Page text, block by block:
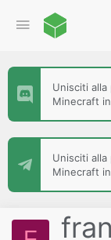
Unisciti
Minecraft
Unisciti
Minecraft